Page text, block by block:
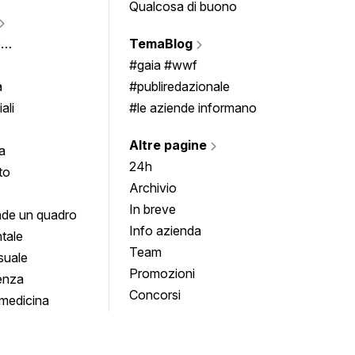
un quadro
Qualcosa di buono
TemaBlog
#gaia #wwf
#publiredazionale
#le aziende informano
Altre pagine
24h
Archivio
In breve
Info azienda
Team
Promozioni
Concorsi